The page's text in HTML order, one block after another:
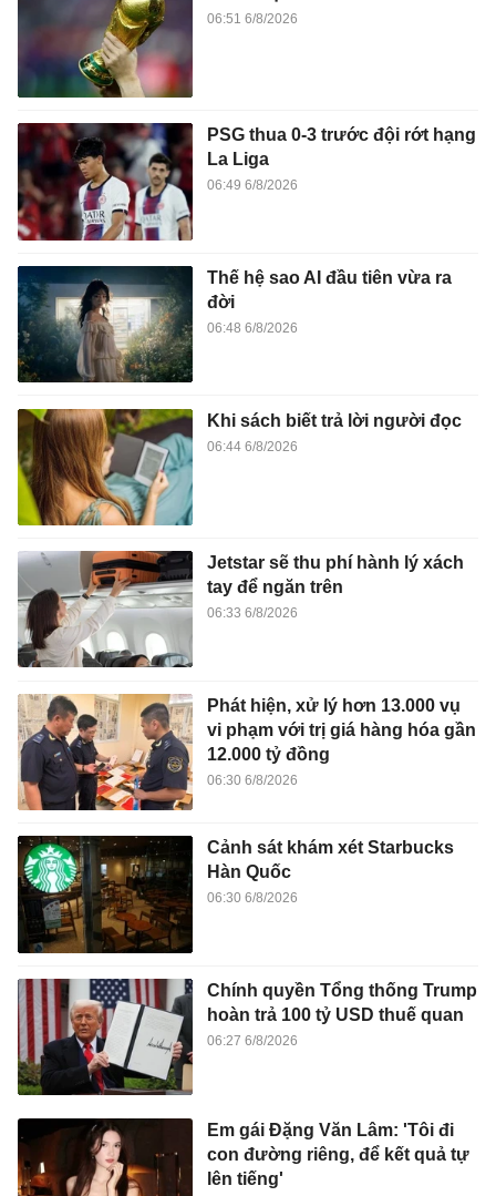
06:51 6/8/2026
PSG thua 0-3 trước đội rớt hạng
La Liga
06:49 6/8/2026
Thế hệ sao AI đầu tiên vừa ra
đời
06:48 6/8/2026
Khi sách biết trả lời người đọc
06:44 6/8/2026
Jetstar sẽ thu phí hành lý xách
tay để ngăn trên
06:33 6/8/2026
Phát hiện, xử lý hơn 13.000 vụ
vi phạm với trị giá hàng hóa gần
12.000 tỷ đồng
06:30 6/8/2026
Cảnh sát khám xét Starbucks
Hàn Quốc
06:30 6/8/2026
Chính quyền Tổng thống Trump
hoàn trả 100 tỷ USD thuế quan
06:27 6/8/2026
Em gái Đặng Văn Lâm: 'Tôi đi
con đường riêng, để kết quả tự
lên tiếng'